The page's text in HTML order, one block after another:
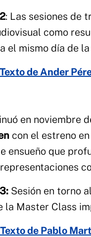
: Las sesiones de
como
el mismo día de la
de Ander
en noviembre
con el estreno
ensueño que
Sesión en torno
la Master Class
Texto de Pablo